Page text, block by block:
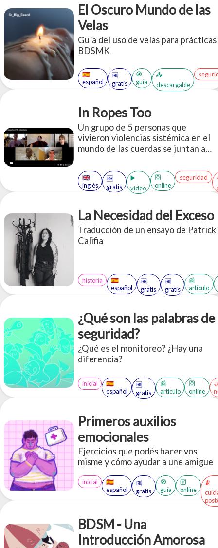
El Oscuro Mundo de las
Velas
Guía del uso de velas para prácticas
BDSMK
🇪🇸
español
🆓
gratis
🧭
guía
📥
descargable
In Ropes Too
Un grupo de 5 personas que
vivieron violencias sistémica en el
mundo de las cuerdas se juntan a
es antipunitivista, no utiliza
nombres y propone pensar las
interseccionalidades y formas de
comunidad
🇬🇧
inglés
🆓
gratis
▶️
video
🛜
online
seguridad
La Necesidad del Exceso
Traducción de un ensayo de Patrick
Califia
historia
🇪🇸
español
🆓
gratis
🆓
gratis
📰
artículo
¿Qué son las palabras de
seguridad?
¿Qué es el monitoreo? ¿Hay una
diferencia?
inicial
🇪🇸
español
🆓
gratis
📰
artículo
🛜
online
Primeros auxilios
emocionales
Ejercicios que podés hacer vos
misme y cómo ayudar a une amigue
inicial
🇪🇸
español
🆓
gratis
🧭
guía
🛜
online
🫂
BDSM - Una
Introducción Amorosa